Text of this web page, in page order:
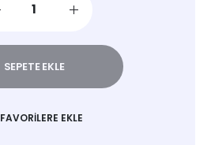
SEPETE EKLE
FAVORILERE EKLE